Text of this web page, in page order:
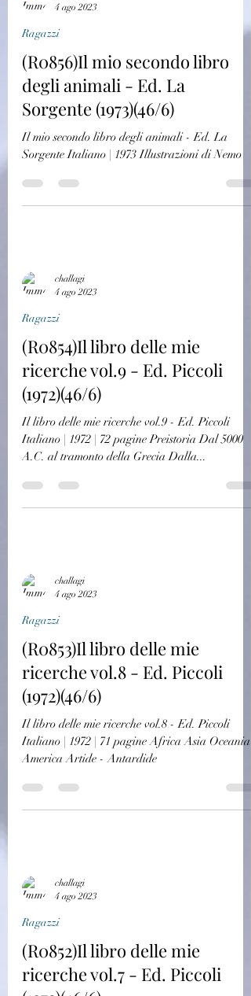
4 ago 2023
Ragazzi
(R0856)Il mio secondo libro
degli animali - Ed. La
Sorgente (1973)(46/6)
Il mio secondo libro degli animali - Ed. La
Sorgente Italiano | 1973 Illustrazioni di Nemo
challagi
4 ago 2023
Ragazzi
(R0854)Il libro delle mie
ricerche vol.9 - Ed. Piccoli
(1972)(46/6)
Il libro delle mie ricerche vol.9 - Ed. Piccoli
Italiano | 1972 | 72 pagine Preistoria Dal 5000
A.C. al tramonto della Grecia Dalla...
challagi
4 ago 2023
Ragazzi
(R0853)Il libro delle mie
ricerche vol.8 - Ed. Piccoli
(1972)(46/6)
Il libro delle mie ricerche vol.8 - Ed. Piccoli
Italiano | 1972 | 71 pagine Africa Asia Oceania
America Artide - Antardide
challagi
4 ago 2023
Ragazzi
(R0852)Il libro delle mie
ricerche vol.7 - Ed. Piccoli